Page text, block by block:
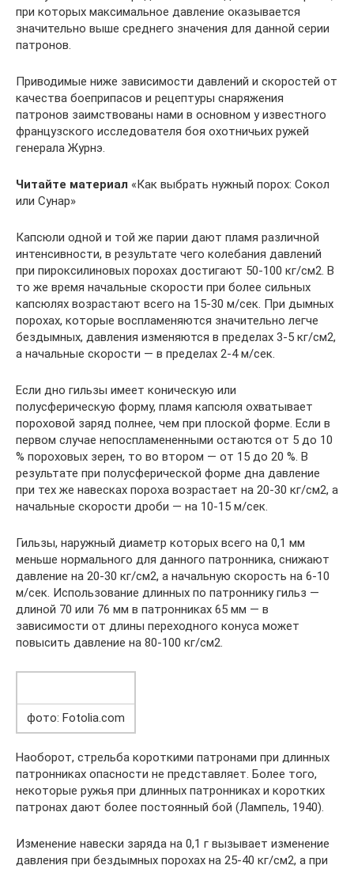
при которых максимальное давление оказывается
значительно выше среднего значения для данной серии
патронов.
Приводимые ниже зависимости давлений и скоростей от
качества боеприпасов и рецептуры снаряжения
патронов заимствованы нами в основном у известного
французского исследователя боя охотничьих ружей
генерала Журнэ.
Читайте материал «Как выбрать нужный порох: Сокол
или Сунар»
Капсюли одной и той же парии дают пламя различной
интенсивности, в результате чего колебания давлений
при пироксилиновых порохах достигают 50-100 кг/см2. В
то же время начальные скорости при более сильных
капсюлях возрастают всего на 15-30 м/сек. При дымных
порохах, которые воспламеняются значительно легче
бездымных, давления изменяются в пределах 3-5 кг/см2,
а начальные скорости — в пределах 2-4 м/сек.
Если дно гильзы имеет коническую или
полусферическую форму, пламя капсюля охватывает
пороховой заряд полнее, чем при плоской форме. Если в
первом случае непоспламененными остаются от 5 до 10
% пороховых зерен, то во втором — от 15 до 20 %. В
результате при полусферической форме дна давление
при тех же навесках пороха возрастает на 20-30 кг/см2, а
начальные скорости дроби — на 10-15 м/сек.
Гильзы, наружный диаметр которых всего на 0,1 мм
меньше нормального для данного патронника, снижают
давление на 20-30 кг/см2, а начальную скорость на 6-10
м/сек. Использование длинных по патроннику гильз —
длиной 70 или 76 мм в патронниках 65 мм — в
зависимости от длины переходного конуса может
повысить давление на 80-100 кг/см2.
фото: Fotolia.com
Наоборот, стрельба короткими патронами при длинных
патронниках опасности не представляет. Более того,
некоторые ружья при длинных патронниках и коротких
патронах дают более постоянный бой (Лампель, 1940).
Изменение навески заряда на 0,1 г вызывает изменение
давления при бездымных порохах на 25-40 кг/см2, а при